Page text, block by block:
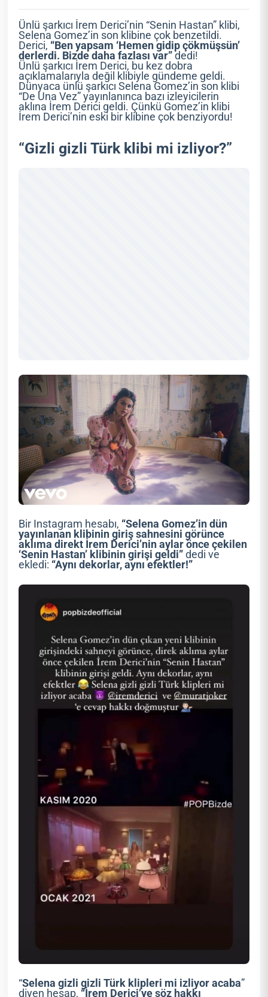
Ünlü şarkıcı İrem Derici’nin “Senin Hastan” klibi,
Selena Gomez’in son klibine çok benzetildi.
Derici, “Ben yapsam ‘Hemen gidip çökmüşsün’
derlerdi. Bizde daha fazlası var” dedi!
Ünlü şarkıcı İrem Derici, bu kez dobra
açıklamalarıyla değil klibiyle gündeme geldi.
Dünyaca ünlü şarkıcı Selena Gomez’in son klibi
“De Una Vez” yayınlanınca bazı izleyicilerin
aklına İrem Derici geldi. Çünkü Gomez’in klibi
İrem Derici’nin eski bir klibine çok benziyordu!
“Gizli gizli Türk klibi mi izliyor?”
Bir Instagram hesabı, “Selena Gomez’in dün
yayınlanan klibinin giriş sahnesini görünce
aklıma direkt İrem Derici’nin aylar önce çekilen
‘Senin Hastan’ klibinin girişi geldi” dedi ve
ekledi: “Aynı dekorlar, aynı efektler!”
“Selena gizli gizli Türk klipleri mi izliyor acaba”
diyen hesap, “İrem Derici’ye söz hakkı